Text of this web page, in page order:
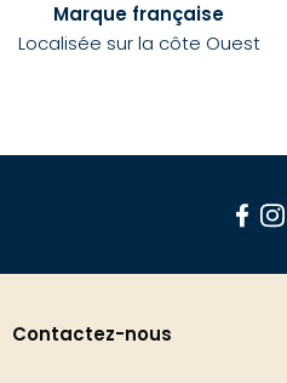
Marque française
Localisée sur la côte Ouest
Contactez-nous